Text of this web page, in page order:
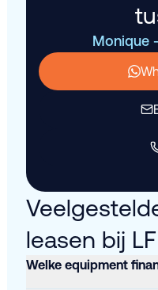
Monique
leasen bij
Welke equipment